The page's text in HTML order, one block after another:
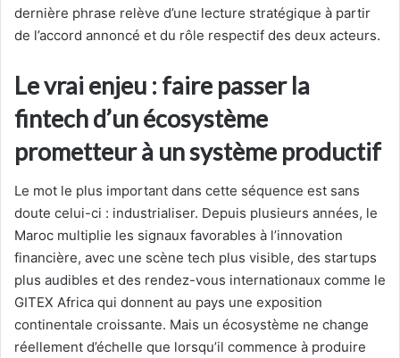
dernière phrase relève d’une lecture stratégique à partir
de l’accord annoncé et du rôle respectif des deux acteurs.
Le vrai enjeu : faire passer la
fintech d’un écosystème
prometteur à un système productif
Le mot le plus important dans cette séquence est sans
doute celui-ci : industrialiser. Depuis plusieurs années, le
Maroc multiplie les signaux favorables à l’innovation
financière, avec une scène tech plus visible, des startups
plus audibles et des rendez-vous internationaux comme le
GITEX Africa qui donnent au pays une exposition
continentale croissante. Mais un écosystème ne change
réellement d’échelle que lorsqu’il commence à produire